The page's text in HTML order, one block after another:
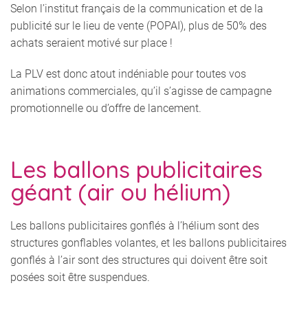
Selon l’institut français de la communication et de la
publicité sur le lieu de vente (POPAI), plus de 50% des
achats seraient motivé sur place !
La PLV est donc atout indéniable pour toutes vos
animations commerciales, qu’il s’agisse de campagne
promotionnelle ou d’offre de lancement.
Les ballons publicitaires
géant (air ou hélium)
Les ballons publicitaires gonflés à l’hélium sont des
structures gonflables volantes, et les ballons publicitaires
gonflés à l’air sont des structures qui doivent être soit
posées soit être suspendues.